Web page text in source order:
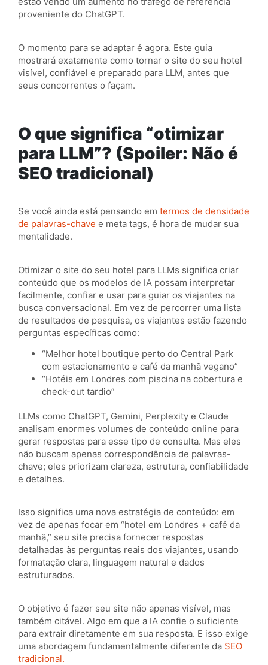
proveniente do ChatGPT.
O momento para se adaptar é agora. Este guia
mostrará exatamente como tornar o site do seu hotel
visível, confiável e preparado para LLM, antes que
seus concorrentes o façam.
O que significa “otimizar
para LLM”? (Spoiler: Não é
SEO tradicional)
Se você ainda está pensando em termos de densidade
de palavras-chave e meta tags, é hora de mudar sua
mentalidade.
Otimizar o site do seu hotel para LLMs significa criar
conteúdo que os modelos de IA possam interpretar
facilmente, confiar e usar para guiar os viajantes na
busca conversacional. Em vez de percorrer uma lista
de resultados de pesquisa, os viajantes estão fazendo
perguntas específicas como:
“Melhor hotel boutique perto do Central Park
com estacionamento e café da manhã vegano”
“Hotéis em Londres com piscina na cobertura e
check-out tardio”
LLMs como ChatGPT, Gemini, Perplexity e Claude
analisam enormes volumes de conteúdo online para
gerar respostas para esse tipo de consulta. Mas eles
não buscam apenas correspondência de palavras-
chave; eles priorizam clareza, estrutura, confiabilidade
e detalhes.
Isso significa uma nova estratégia de conteúdo: em
vez de apenas focar em “hotel em Londres + café da
manhã,” seu site precisa fornecer respostas
detalhadas às perguntas reais dos viajantes, usando
formatação clara, linguagem natural e dados
estruturados.
O objetivo é fazer seu site não apenas visível, mas
também citável. Algo em que a IA confie o suficiente
para extrair diretamente em sua resposta. E isso exige
uma abordagem fundamentalmente diferente da SEO
tradicional.